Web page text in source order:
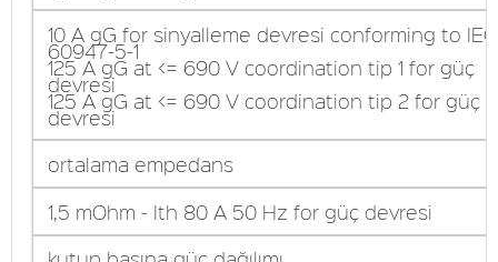
10 A gG for sinyalleme devresi conforming to IEC
60947-5-1
125 A gG at <= 690 V coordination tip 1 for güç
devresi
125 A gG at <= 690 V coordination tip 2 for güç
devresi
ortalama empedans
1,5 mOhm - Ith 80 A 50 Hz for güç devresi